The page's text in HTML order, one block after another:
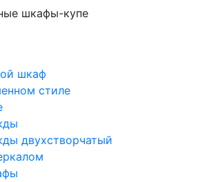
шкафы-купе
шкаф
стиле
двухстворчатый